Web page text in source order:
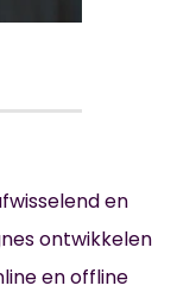
en
ontwikkelen
en offline